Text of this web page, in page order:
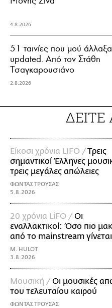
4.8.2026
51 ταινίες που μού
updated. Aπό τον Στάθη
Τσαγκαρουσιάνο
2.8.2026
Είκοσι χρόνια LIFO /Tρεις
σημαντικοί Έλληνες
τρεις μεγάλες απώλειες
ΦΩΝΤΑΣ ΤΡΟΥΣΑΣ
5.8.2026
20 χρόνια LiFO /Οι
εναλλακτικοί: Όσο πιο
από το mainstream γίνεται
M. HULOT
3.8.2026
Μουσική /Οι μουσικές
του τελευταίου καιρού
ΦΩΝΤΑΣ ΤΡΟΥΣΑΣ